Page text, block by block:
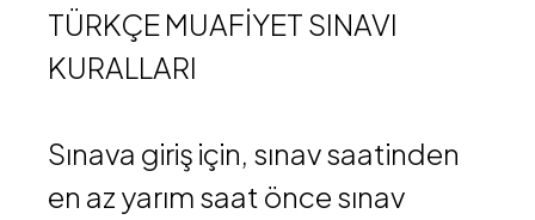
TÜRKÇE MUAFİYET SINAVI
KURALLARI
Sınava giriş için, sınav saatinden
en az yarım saat önce sınav